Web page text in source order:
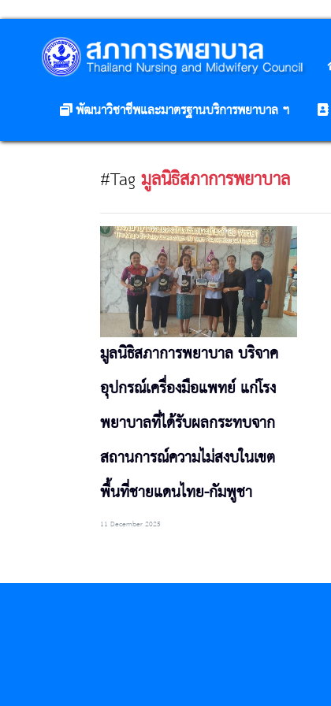
พัฒนาวิชาชีพและมาตรฐานบริการพยาบาล ฯ
#Tagมูลนิธิสภาการพยาบาล
มูลนิธิสภาการพยาบาล บริจาค
อุปกรณ์เครื่องมือแพทย์ แก่โรง
พยาบาลที่ได้รับผลกระทบจาก
สถานการณ์ความไม่สงบในเขต
พื้นที่ชายแดนไทย-กัมพูชา
11 December 2025